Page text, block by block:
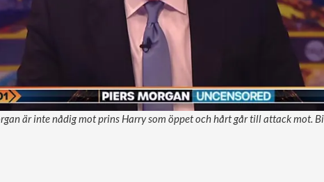
är inte nådig mot prins Harry som öppet och hårt går till attack mot.